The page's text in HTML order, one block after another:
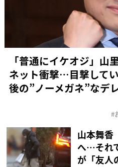
「普通にイケオジ」
ネット衝撃…目撃して
後の”ノーメガネ”なデ
山本舞
へ…それ
が「友人